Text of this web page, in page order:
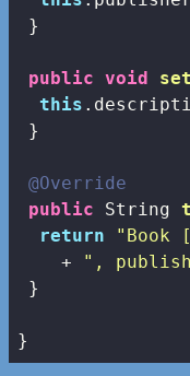
}
public void
this
}
@Override
public String
return
"Book
    +
",
}
}